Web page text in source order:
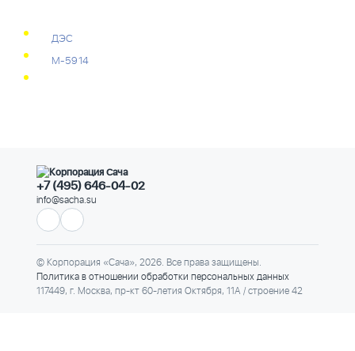
ДЭС
М-5914
+7 (495) 646-04-02
info@sacha.su
© Корпорация «Сача», 2026. Все права защищены.
Политика в отношении обработки персональных данных
117449, г. Москва, пр-кт 60-летия Октября, 11А / строение 42